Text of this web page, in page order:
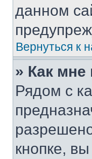
данном
Вернуться к
» Как
Рядом с
кнопке,